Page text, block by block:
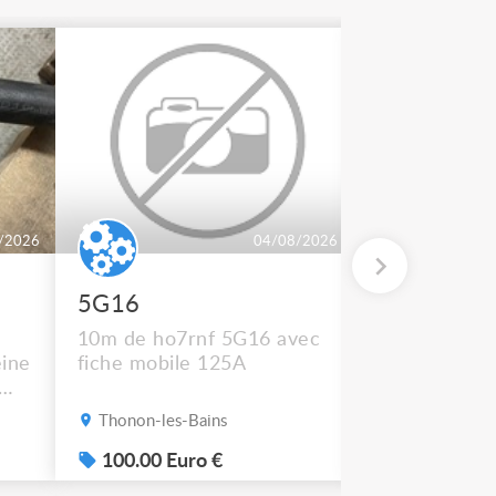
04/08/2026
5G16
10m de ho7rnf 5G16 avec
fiche mobile 125A
Thonon-les-Bains
100.00 Euro €